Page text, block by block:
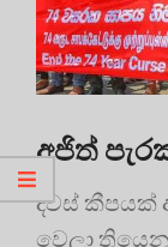
අජිත්
දවස්
වෙලා